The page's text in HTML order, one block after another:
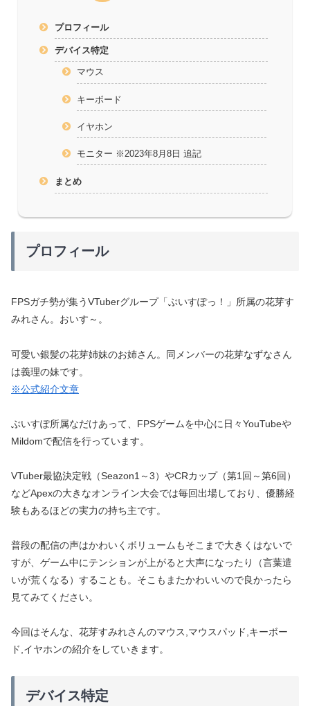
プロフィール
デバイス特定
マウス
キーボード
イヤホン
モニター ※2023年8月8日 追記
まとめ
プロフィール
FPSガチ勢が集うVTuberグループ「ぶいすぽっ！」所属の花芽す
みれさん。おいす～。
可愛い銀髪の花芽姉妹のお姉さん。同メンバーの花芽なずなさん
は義理の妹です。
※公式紹介文章
ぶいすぽ所属なだけあって、FPSゲームを中心に日々YouTubeや
Mildomで配信を行っています。
VTuber最協決定戦（Seazon1～3）やCRカップ（第1回～第6回）
などApexの大きなオンライン大会では毎回出場しており、優勝経
験もあるほどの実力の持ち主です。
普段の配信の声はかわいくボリュームもそこまで大きくはないで
すが、ゲーム中にテンションが上がると大声になったり（言葉遣
いが荒くなる）することも。そこもまたかわいいので良かったら
見てみてください。
今回はそんな、花芽すみれさんのマウス,マウスパッド,キーボー
ド,イヤホンの紹介をしていきます。
デバイス特定